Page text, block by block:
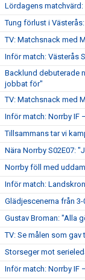
Lördagens
Tung förlust i
TV: Matchsnack med
Inför match: Västerås
Backlund debuterade
jobbat för"
TV: Matchsnack med
Inför match: Norrby IF
Tillsammans tar vi
Nära Norrby S02E07:
Norrby föll med
Inför match:
Glädjescenerna från
Gustav Broman: "Alla
TV: Se målen som gav
Storseger mot
Inför match: Norrby IF